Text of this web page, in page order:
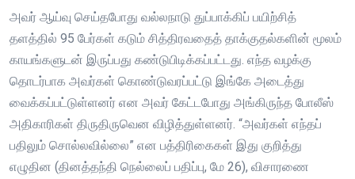
அவர் ஆய்வு செய்தபோது வல்லநாடு துப்பாக்கிப் பயிற்சித்
தளத்தில் 95 பேர்கள் கடும் சித்திரவதைத் தாக்குதல்களின் மூலம்
காயங்களுடன் இருப்பது கண்டுபிடிக்கப்பட்டது. எந்த வழக்கு
தொடர்பாக அவர்கள் கொண்டுவரப்பட்டு இங்கே அடைத்து
வைக்கப்பட்டுள்ளனர் என அவர் கேட்டபோது அங்கிருந்த போலீஸ்
அதிகாரிகள் திருதிருவென விழித்துள்ளனர். “அவர்கள் எந்தப்
பதிலும் சொல்லவில்லை” என பத்திரிகைகள் இது குறித்து
எழுதின (தினத்தந்தி நெல்லைப் பதிப்பு, மே 26), விசாரணை